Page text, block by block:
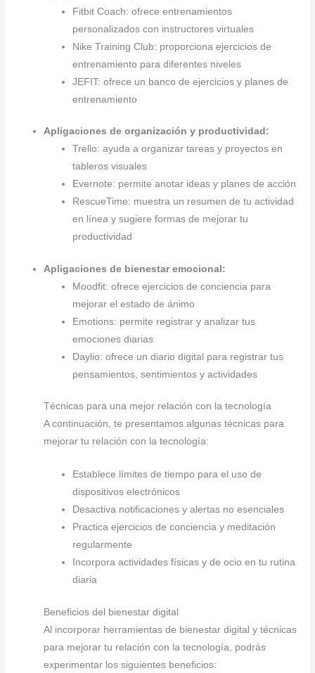
Fitbit Coach: ofrece entrenamientos
personalizados con instructores virtuales
Nike Training Club: proporciona ejercicios de
entrenamiento para diferentes niveles
JEFIT: ofrece un banco de ejercicios y planes de
entrenamiento
Apligaciones de organización y productividad:
Trello: ayuda a organizar tareas y proyectos en
tableros visuales
Evernote: permite anotar ideas y planes de acción
RescueTime: muestra un resumen de tu actividad
en línea y sugiere formas de mejorar tu
productividad
Apligaciones de bienestar emocional:
Moodfit: ofrece ejercicios de conciencia para
mejorar el estado de ánimo
Emotions: permite registrar y analizar tus
emociones diarias
Daylio: ofrece un diario digital para registrar tus
pensamientos, sentimientos y actividades
Técnicas para una mejor relación con la tecnología
A continuación, te presentamos algunas técnicas para
mejorar tu relación con la tecnología:
Establece límites de tiempo para el uso de
dispositivos electrónicos
Desactiva notificaciones y alertas no esenciales
Practica ejercicios de conciencia y meditación
regularmente
Incorpora actividades físicas y de ocio en tu rutina
diaria
Beneficios del bienestar digital
Al incorporar herramientas de bienestar digital y técnicas
para mejorar tu relación con la tecnología, podrás
experimentar los siguientes beneficios: